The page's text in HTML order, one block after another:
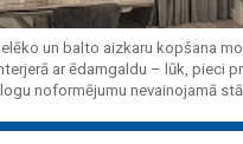
un balto aizkaru kopšana
ar ēdamgaldu – lūk, pieci
noformējumu nevainojamā